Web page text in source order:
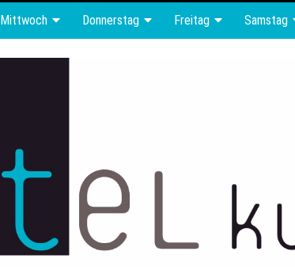
Mittwoch Donnerstag Freitag Samstag